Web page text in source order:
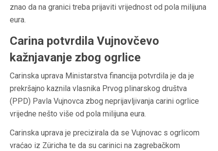
znao da na granici treba prijaviti vrijednost od pola milijuna
eura.
Carina potvrdila Vujnovčevo
kažnjavanje zbog ogrlice
Carinska uprava Ministarstva financija potvrdila je da je
prekršajno kaznila vlasnika Prvog plinarskog društva
(PPD) Pavla Vujnovca zbog neprijavljivanja carini ogrlice
vrijedne nešto više od pola milijuna eura.
Carinska uprava je precizirala da se Vujnovac s ogrlicom
vraćao iz Züricha te da su carinici na zagrebačkom